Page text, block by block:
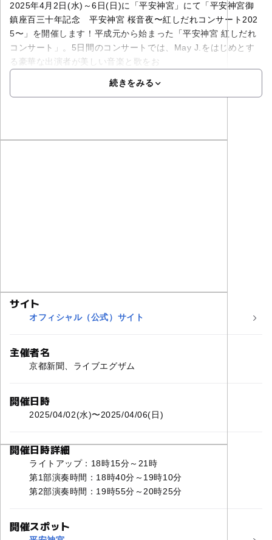
2025年4月2日(水)～6日(日)に「平安神宮」にて「平安神宮御
鎮座百三十年記念 平安神宮 桜音夜〜紅しだれコンサート202
5〜」を開催します！平成元から始まった「平安神宮 紅しだれ
コンサート」。5日間のコンサートでは、May J.をはじめとす
る豪華な出演者が美しい音楽と歌をお
続きをみる
サイト
オフィシャル（公式）サイト
主催者名
京都新聞、ライブエグザム
開催日時
2025/04/02(水)〜2025/04/06(日)
開催日時詳細
ライトアップ：18時15分～21時
第1部演奏時間：18時40分～19時10分
第2部演奏時間：19時55分～20時25分
開催スポット